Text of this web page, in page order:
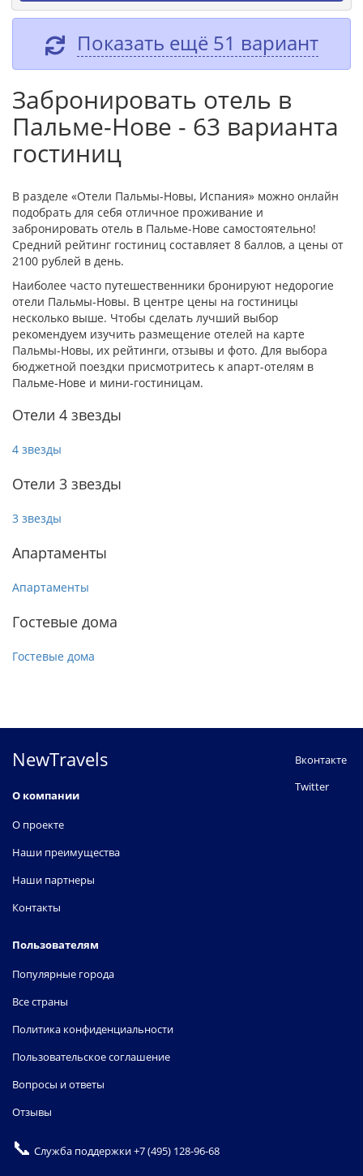
Показать ещё 51 вариант
Забронировать отель в
Пальме-Нове - 63 варианта
гостиниц
В разделе «Отели Пальмы-Новы, Испания» можно онлайн
подобрать для себя отличное проживание и
забронировать отель в Пальме-Нове самостоятельно!
Средний рейтинг гостиниц составляет 8 баллов, а цены от
2100 рублей в день.
Наиболее часто путешественники бронируют недорогие
отели Пальмы-Новы. В центре цены на гостиницы
несколько выше. Чтобы сделать лучший выбор
рекомендуем изучить размещение отелей на карте
Пальмы-Новы, их рейтинги, отзывы и фото. Для выбора
бюджетной поездки присмотритесь к апарт-отелям в
Пальме-Нове и мини-гостиницам.
Отели 4 звезды
4 звезды
Отели 3 звезды
3 звезды
Апартаменты
Апартаменты
Гостевые дома
Гостевые дома
NewTravels
О компании
О проекте
Наши преимущества
Наши партнеры
Контакты
Пользователям
Популярные города
Все страны
Политика конфиденциальности
Пользовательское соглашение
Вопросы и ответы
Отзывы
Вконтакте
Twitter
📞 Служба поддержки+7 (495) 128-96-68